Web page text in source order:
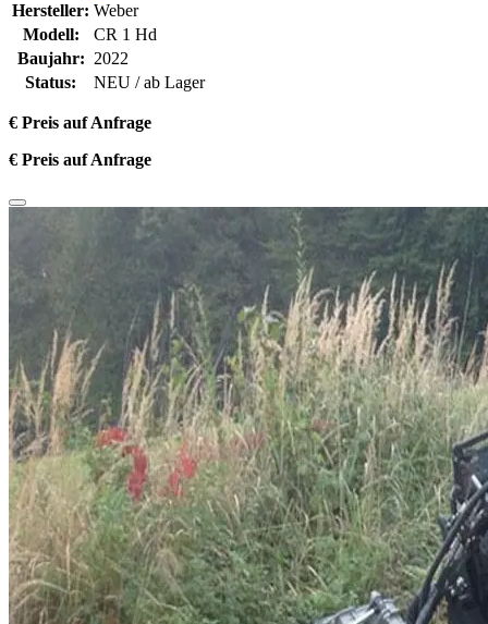
Hersteller: Weber
Modell:
CR 1 Hd
Baujahr: 2022
Status:
NEU / ab Lager
€ Preis auf Anfrage
€ Preis auf Anfrage